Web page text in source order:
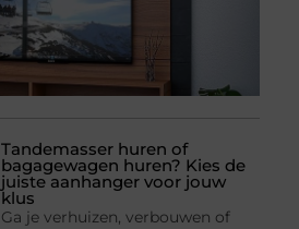
Tandemasser huren of
bagagewagen huren? Kies de
juiste aanhanger voor jouw
klus
Ga je verhuizen, verbouwen of